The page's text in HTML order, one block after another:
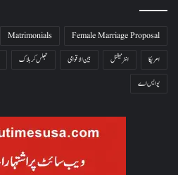
Female Marriage Proposal
Matrimonials
امریکا
انٹرنیشنل بین الاقوامی جھلس کر ہلاک
یو ایس اے